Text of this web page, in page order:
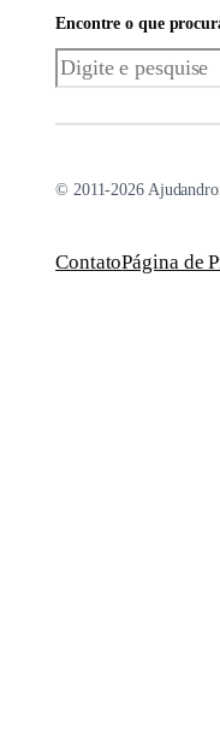
Encontre o que
Pesquisar
© 2011-2026
ContatoPágina de